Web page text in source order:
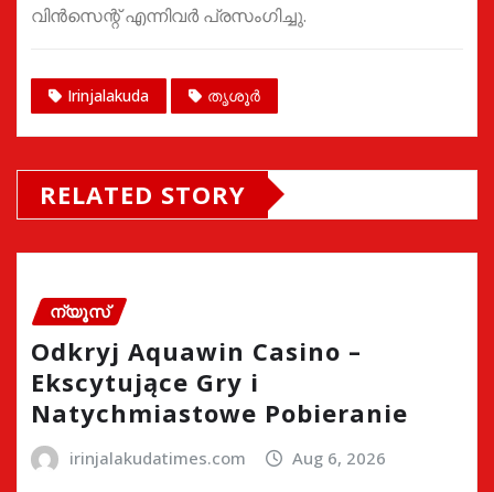
വിന്‍സെന്റ് എന്നിവർ പ്രസംഗിച്ചു.
Irinjalakuda തൃശൂർ
RELATED STORY
ന്യൂസ്
Odkryj Aquawin Casino –
Ekscytujące Gry i
Natychmiastowe Pobieranie
irinjalakudatimes.com Aug 6, 2026